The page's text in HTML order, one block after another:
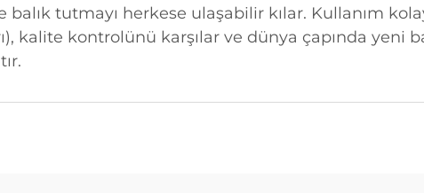
tutmayı herkese ulaşabilir kılar. Kullanım
kalite kontrolünü karşılar ve dünya çapında yeni